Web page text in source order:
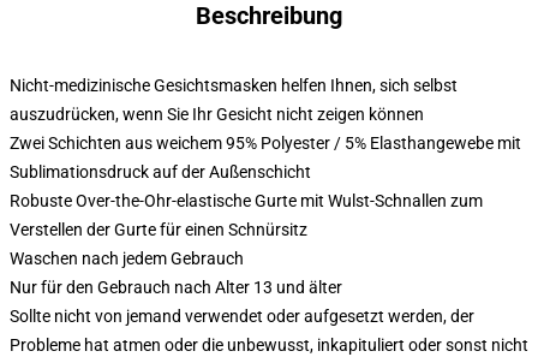
Beschreibung
Nicht-medizinische Gesichtsmasken helfen Ihnen, sich selbst
auszudrücken, wenn Sie Ihr Gesicht nicht zeigen können
Zwei Schichten aus weichem 95% Polyester / 5% Elasthangewebe mit
Sublimationsdruck auf der Außenschicht
Robuste Over-the-Ohr-elastische Gurte mit Wulst-Schnallen zum
Verstellen der Gurte für einen Schnürsitz
Waschen nach jedem Gebrauch
Nur für den Gebrauch nach Alter 13 und älter
Sollte nicht von jemand verwendet oder aufgesetzt werden, der
Probleme hat atmen oder die unbewusst, inkapituliert oder sonst nicht